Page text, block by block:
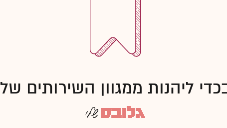
ליהנות ממגוון השירותים של